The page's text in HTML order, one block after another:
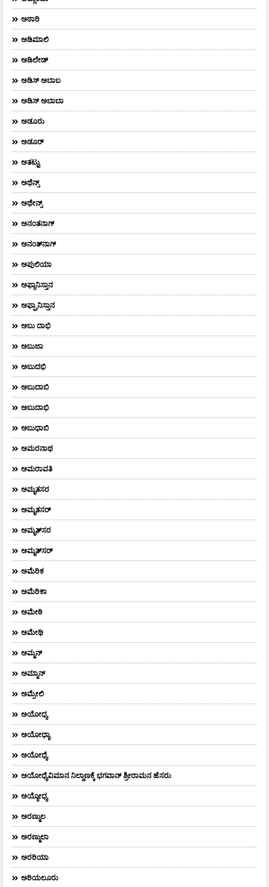
ಅಠಾರಿ
ಅಡಿಮಾಲಿ
ಅಡಿಲೇಡ್
ಅಡಿಸ್ ಅಬಾಬ
ಅಡಿಸ್ ಅಬಾಬಾ
ಅಡೂರು
ಅಡೂರ್
ಅತಟ್ಟು
ಅಥೆನ್ಸ್
ಅಥೇನ್ಸ್‌
ಅನಂತನಾಗ್
ಅನಂತ್‌ನಾಗ್‌
ಅಪುಲಿಯಾ
ಅಫ್ಗಾನಿಸ್ತಾನ
ಅಫ್ಘಾನಿಸ್ತಾನ
ಅಬು ದಾಭಿ
ಅಬುಜಾ
ಅಬುದಭಿ
ಅಬುದಾಬಿ
ಅಬುದಾಭಿ
ಅಬುಧಾಬಿ
ಅಮರನಾಥ
ಅಮರಾವತಿ
ಅಮೃತಸರ
ಅಮೃತಸರ್
ಅಮೃತ್‌ಸರ
ಅಮೃತ್​ಸರ್​
ಅಮೆರಿಕ
ಅಮೆರಿಕಾ
ಅಮೇಠಿ
ಅಮೇಥಿ
ಅಮ್ಮನ್‌
ಅಮ್ಮಾನ್
ಅಮ್ರೇಲಿ
ಅಯೋಧ್ಯ
ಅಯೋಧ್ಯಾ
ಅಯೋಧ್ಯೆ
ಅಯೋಧ್ಯೆವಿಮಾನ ನಿಲ್ದಾಣಕ್ಕೆ ಭಗವಾನ್ ಶ್ರೀರಾಮನ ಹೆಸರು
ಅಯ್ಯೋಧ್ಯ
ಅರಣ್ಮುಲ
ಅರಣ್ಮುಲಾ
ಅರರಿಯಾ
ಅರಿಯಲೂರು